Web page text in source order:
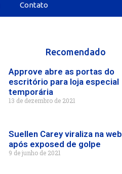
Contato
Recomendado
Approve abre as portas do
escritório para loja especial
temporária
13 de dezembro de 2021
Suellen Carey viraliza na web
após exposed de golpe
9 de junho de 2021